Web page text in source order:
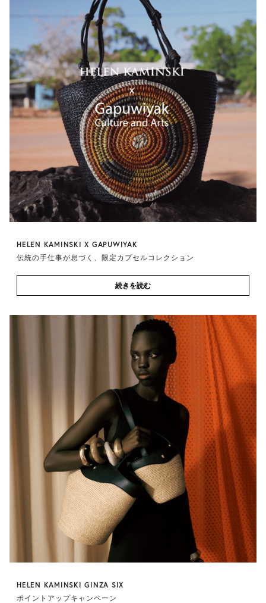
HELEN KAMINSKI X GAPUWIYAK
伝統の手仕事が息づく、限定カプセルコレクション
続きを読む
HELEN KAMINSKI GINZA SIX
ポイントアップキャンペーン